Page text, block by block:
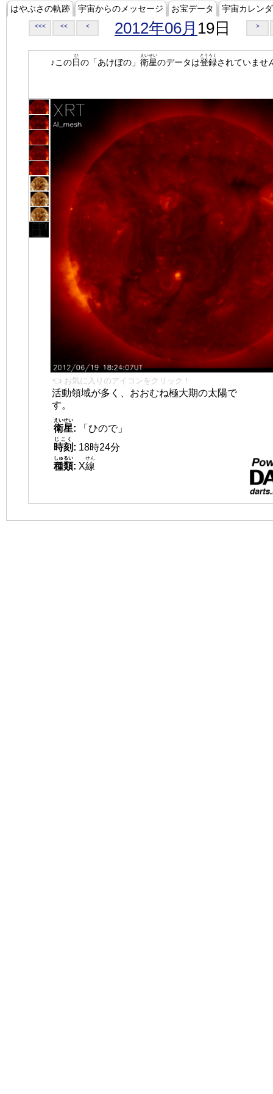
はやぶさの軌跡 宇宙からのメッセージ お宝データ 宇宙カレン
<<< << < 2012年06月 19日 >
♪この日
ひ
の「あけぼの」 衛星
えいせい
のデータは登録
とうろく
されていませ
👈 お気に入りのアイコンをクリック！
活動領域が多く、おおむね極大期の太陽で
す。
衛星
えいせい
:
「ひので」
時刻
じこく
: 18時24分
種類
しゅるい
: X線
せん